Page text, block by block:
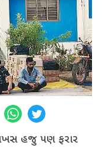
હજુ પણ ફરાર